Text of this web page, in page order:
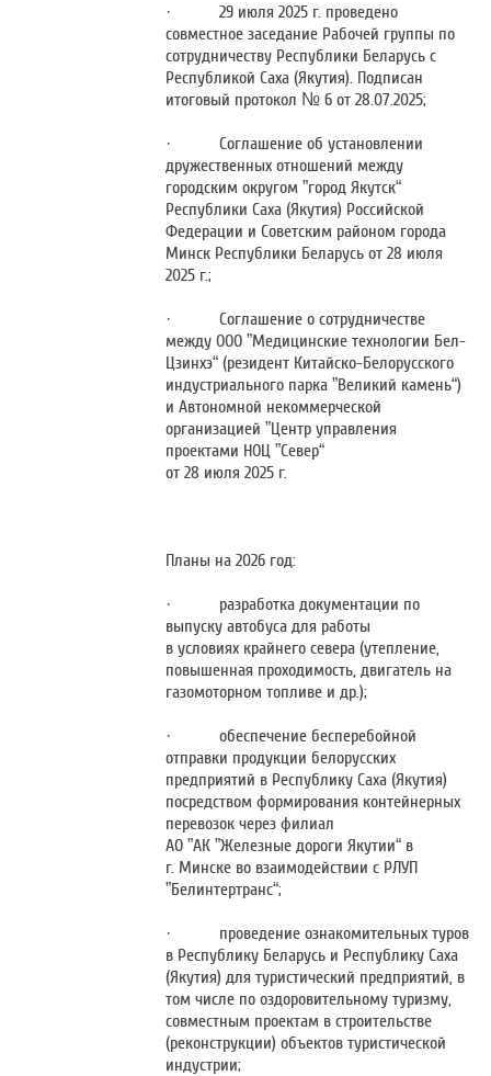
· 29 июля 2025 г. проведено
совместное заседание Рабочей группы по
сотрудничеству Республики Беларусь с
Республикой Саха (Якутия). Подписан
итоговый протокол № 6 от 28.07.2025;
· Соглашение об установлении
дружественных отношений между
городским округом ”город Якутск“
Республики Саха (Якутия) Российской
Федерации и Советским районом города
Минск Республики Беларусь от 28 июля
2025 г.;
· Соглашение о сотрудничестве
между ООО ”Медицинские технологии Бел-
Цзинхэ“ (резидент Китайско-Белорусского
индустриального парка ”Великий камень“)
и Автономной некоммерческой
организацией ”Центр управления
проектами НОЦ ”Север“
от 28 июля 2025 г.
Планы на 2026 год:
· разработка документации по
выпуску автобуса для работы
в условиях крайнего севера (утепление,
повышенная проходимость, двигатель на
газомоторном топливе и др.);
· обеспечение бесперебойной
отправки продукции белорусских
предприятий в Республику Саха (Якутия)
посредством формирования контейнерных
перевозок через филиал
АО ”АК ”Железные дороги Якутии“ в
г. Минске во взаимодействии с РЛУП
”Белинтертранс“;
· проведение ознакомительных туров
в Республику Беларусь и Республику Саха
(Якутия) для туристический предприятий, в
том числе по оздоровительному туризму,
совместным проектам в строительстве
(реконструкции) объектов туристической
индустрии;